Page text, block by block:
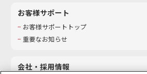
お客様サポート
お客様サポートトップ
重要なお知らせ
会社・採用情報